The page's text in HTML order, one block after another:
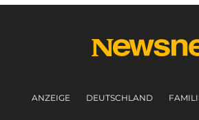
ANZEIGE DEUTSCHLAND